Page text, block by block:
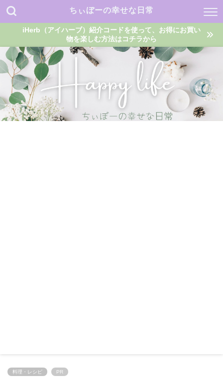
ちぃぼーの幸せな日常
iHerb（アイハーブ）紹介コードを使って、お得にお買い
物を楽しむ方法はコチラから
料理・レシピ PR